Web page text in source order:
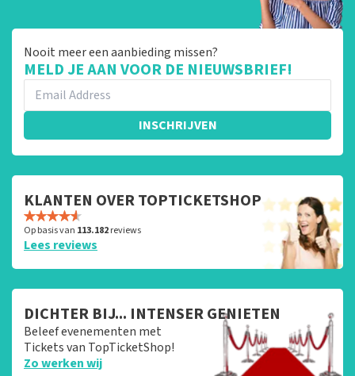
Nooit meer een aanbieding missen?
MELD JE AAN VOOR DE NIEUWSBRIEF!
INSCHRIJVEN
KLANTEN OVER TOPTICKETSHOP
Op basis van 113.182reviews
Lees reviews
DICHTER BIJ... INTENSER GENIETEN
Beleef evenementen met
Tickets van TopTicketShop!
Zo werken wij